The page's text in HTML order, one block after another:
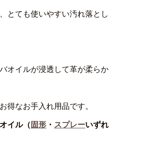
とても使いやすい汚れ落とし
オイルが浸透して革が柔らか
得なお手入れ用品です。
イル（ 固形 ・ スプレーいずれ